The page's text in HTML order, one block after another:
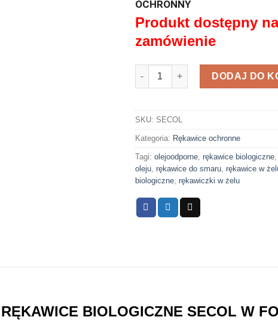
OCHRONNY
Produkt dostępny na
zamówienie
ilość RĘKAWICZKI BIOLOGICZNE
DODAJ DO
SKU: SECOL
Kategoria: Rękawice ochronne
Tagi: olejoodporne rękawice biologiczne
oleju rękawice do smaru rękawice w
biologiczne rękawiczki w żelu
BIOLOGICZNE SECOL W